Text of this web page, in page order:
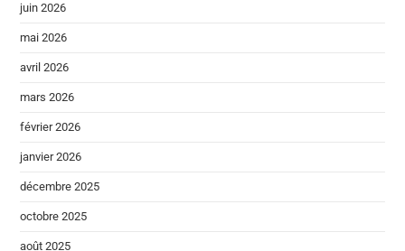
juin 2026
mai 2026
avril 2026
mars 2026
février 2026
janvier 2026
décembre 2025
octobre 2025
août 2025